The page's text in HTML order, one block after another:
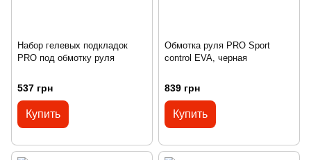
Набор гелевых подкладок
PRO под обмотку руля
537 грн
Купить
Обмотка руля PRO Sport
control EVA, черная
839 грн
Купить